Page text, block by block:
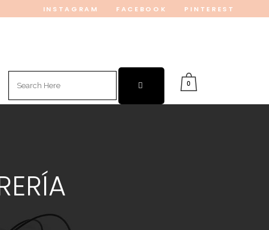
INSTAGRAM FACEBOOK PINTEREST
Search
for:
0